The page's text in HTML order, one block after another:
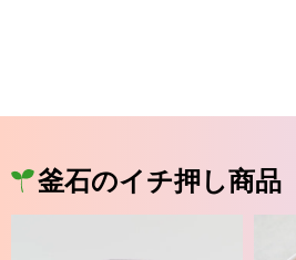
釜石のイチ押し商品